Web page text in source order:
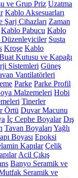
ve Grup Priz Uzatma
Kablo Aksesuarları
Şarj Cihazları Zaman
Kablo Pabucu Kablo
Susta
Kroşe Kablo
Kutusu ve Kapağı
Sistemleri Güneş
Vantilatörleri
Parke Parke Profil
Malzemeleri Hobi
Tinerler
Örtü Duvar Macunu
İç Cephe Boyalar Dış
Tavan Boyaları Yağlı
Boyası Epoksi
Kapılar Çelik
Acil Çıkış
Banyo Seramik ve
Seramik ve